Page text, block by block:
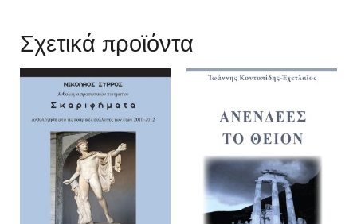
Σχετικά προϊόντα